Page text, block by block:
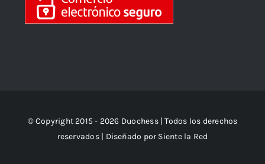
© Copyright 2015 - 2026 Duochess | Todos los derechos
reservados | Diseñado por Siente la Red